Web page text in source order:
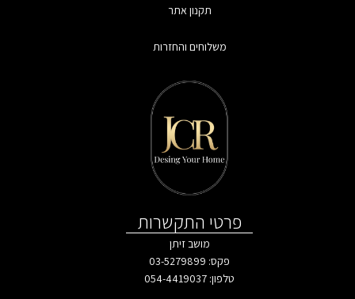
תקנון אתר
משלוחים והחזרות
פרטי התקשרות
מושב זיתן
פקס: 03-5279899
טלפון: 054-4419037